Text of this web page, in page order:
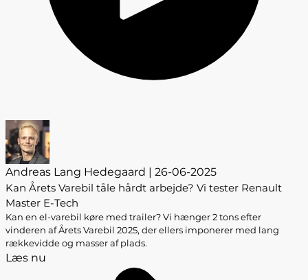
Andreas Lang Hedegaard | 26-06-2025
Kan Årets Varebil tåle hårdt arbejde? Vi tester Renault
Master E-Tech
Kan en el-varebil køre med trailer? Vi hænger 2 tons efter
vinderen af Årets Varebil 2025, der ellers imponerer med lang
rækkevidde og masser af plads.
Læs nu